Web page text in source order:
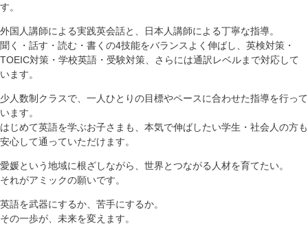
す。
外国人講師による実践英会話と、日本人講師による丁寧な指導。
聞く・話す・読む・書くの4技能をバランスよく伸ばし、英検対策・
TOEIC対策・学校英語・受験対策、さらには通訳レベルまで対応して
います。
少人数制クラスで、一人ひとりの目標やペースに合わせた指導を行って
います。
はじめて英語を学ぶお子さまも、本気で伸ばしたい学生・社会人の方も
安心して通っていただけます。
愛媛という地域に根ざしながら、世界とつながる人材を育てたい。
それがアミックの願いです。
英語を武器にするか、苦手にするか。
その一歩が、未来を変えます。